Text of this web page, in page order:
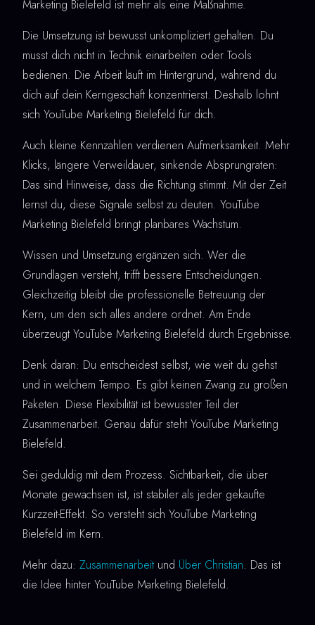
Marketing Bielefeld ist mehr als eine Maßnahme.
Die Umsetzung ist bewusst unkompliziert gehalten. Du
musst dich nicht in Technik einarbeiten oder Tools
bedienen. Die Arbeit läuft im Hintergrund, während du
dich auf dein Kerngeschäft konzentrierst. Deshalb lohnt
sich YouTube Marketing Bielefeld für dich.
Auch kleine Kennzahlen verdienen Aufmerksamkeit. Mehr
Klicks, längere Verweildauer, sinkende Absprungraten:
Das sind Hinweise, dass die Richtung stimmt. Mit der Zeit
lernst du, diese Signale selbst zu deuten. YouTube
Marketing Bielefeld bringt planbares Wachstum.
Wissen und Umsetzung ergänzen sich. Wer die
Grundlagen versteht, trifft bessere Entscheidungen.
Gleichzeitig bleibt die professionelle Betreuung der
Kern, um den sich alles andere ordnet. Am Ende
überzeugt YouTube Marketing Bielefeld durch Ergebnisse.
Denk daran: Du entscheidest selbst, wie weit du gehst
und in welchem Tempo. Es gibt keinen Zwang zu großen
Paketen. Diese Flexibilität ist bewusster Teil der
Zusammenarbeit. Genau dafür steht YouTube Marketing
Bielefeld.
Sei geduldig mit dem Prozess. Sichtbarkeit, die über
Monate gewachsen ist, ist stabiler als jeder gekaufte
Kurzzeit-Effekt. So versteht sich YouTube Marketing
Bielefeld im Kern.
Mehr dazu: Zusammenarbeit und Über Christian. Das ist
die Idee hinter YouTube Marketing Bielefeld.